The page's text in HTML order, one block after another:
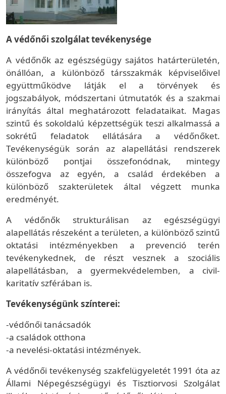
A védőnői szolgálat tevékenysége
A védőnők az egészségügy sajátos határterületén,
önállóan, a különböző társszakmák képviselőivel
együttműködve látják el a törvények és
jogszabályok, módszertani útmutatók és a szakmai
irányítás által meghatározott feladataikat. Magas
szintű és sokoldalú képzettségük teszi alkalmassá a
sokrétű feladatok ellátására a védőnőket.
Tevékenységük során az alapellátási rendszerek
különböző pontjai összefonódnak, mintegy
összefogva az egyén, a család érdekében a
különböző szakterületek által végzett munka
eredményét.
A védőnők strukturálisan az egészségügyi
alapellátás részeként a területen, a különböző szintű
oktatási intézményekben a prevenció terén
tevékenykednek, de részt vesznek a szociális
alapellátásban, a gyermekvédelemben, a civil-
karitatív szférában is.
Tevékenységünk színterei:
-védőnői tanácsadók
-a családok otthona
-a nevelési-oktatási intézmények.
A védőnői tevékenység szakfelügyeletét 1991 óta az
Állami Népegészségügyi és Tisztiorvosi Szolgálat